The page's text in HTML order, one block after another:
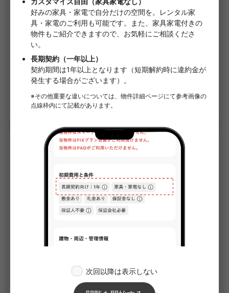
1/3
アベニール大和
¥75,000 - ¥78,000
21.52㎡〜 /3階建て
家具・家電付き 敷金なし
詳細を見る
1/2
APARTMENT